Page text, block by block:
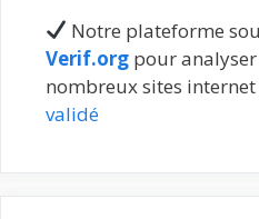
Notre plateforme
Verif.org pour
nombreux sites
validé